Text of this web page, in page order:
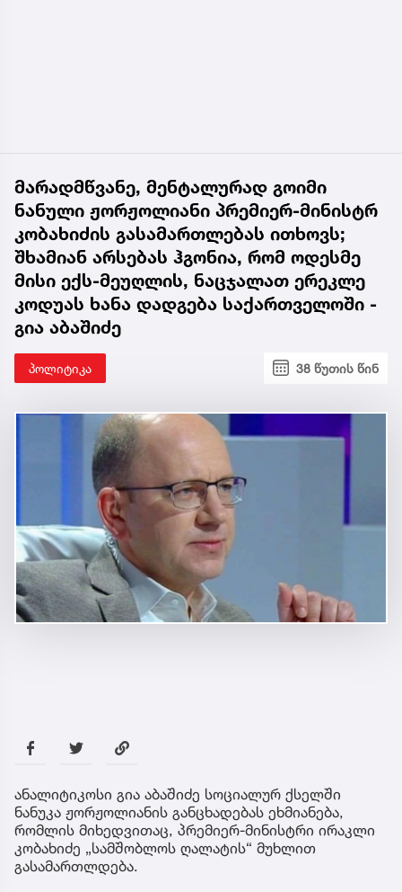
მარადმწვანე, მენტალურად გოიმი
ნანული ჟორჟოლიანი პრემიერ-მინისტრ
კობახიძის გასამართლებას ითხოვს;
შხამიან არსებას ჰგონია, რომ ოდესმე
მისი ექს-მეუღლის, ნაცჯალათ ერეკლე
კოდუას ხანა დადგება საქართველოში -
გია აბაშიძე
პოლიტიკა 38 წუთის წინ
ანალიტიკოსი გია აბაშიძე სოციალურ ქსელში
ნანუკა ჟორჟოლიანის განცხადებას ეხმიანება,
რომლის მიხედვითაც, პრემიერ-მინისტრი ირაკლი
კობახიძე „სამშობლოს ღალატის“ მუხლით
გასამართლდება.